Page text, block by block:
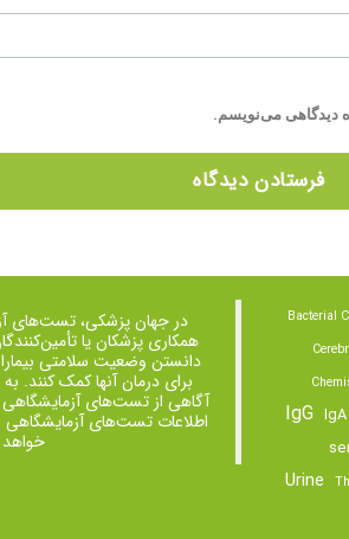
دیدگاهی می‌نویسم.
Bacterial
IgA
IgG
Urine
در جهان پزشکی، تست‌های
همکاری پزشکان یا
دانستن وضعیت سلامتی
برای درمان ‌آنها کمک کنند.
آگاهی از تست‌های
اطلاعات تست‌های